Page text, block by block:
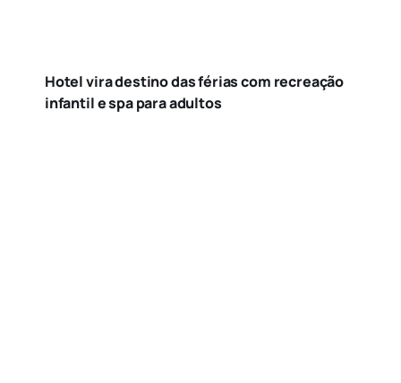
Hotel vira destino das férias com recreação
infantil e spa para adultos